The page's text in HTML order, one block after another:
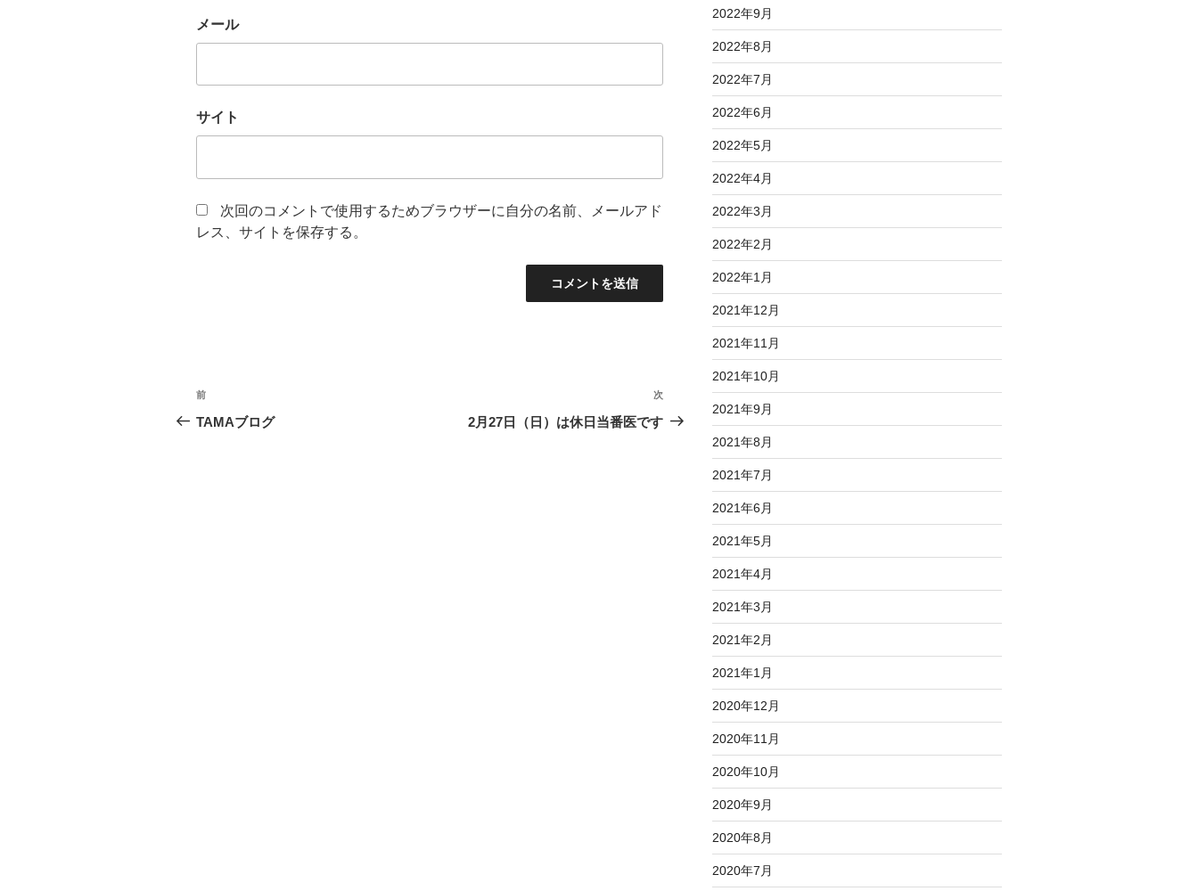
メール
サイト
次回のコメントで使用するためブラウザーに自分の名前、メールアド
レス、サイトを保存する。
投
稿
前
の
前
TAMAブログ
次
の
次
2月27日（日）は休日当番医です
2022年9月
2022年8月
2022年7月
2022年6月
2022年5月
2022年4月
2022年3月
2022年2月
2022年1月
2021年12月
2021年11月
2021年10月
2021年9月
2021年8月
2021年7月
2021年6月
2021年5月
2021年4月
2021年3月
2021年2月
2021年1月
2020年12月
2020年11月
2020年10月
2020年9月
2020年8月
2020年7月